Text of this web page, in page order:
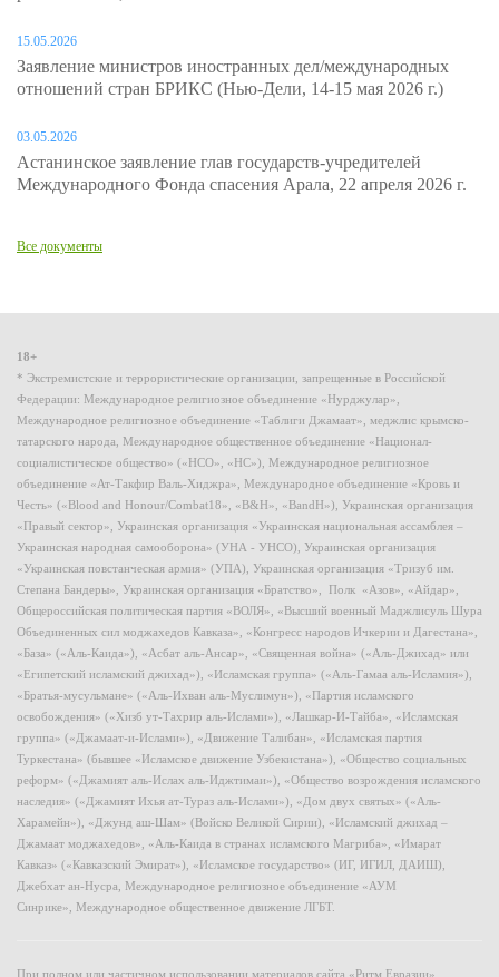
15.05.2026
Заявление министров иностранных дел/международных
отношений стран БРИКС (Нью-Дели, 14-15 мая 2026 г.)
03.05.2026
Астанинское заявление глав государств-учредителей
Международного Фонда спасения Арала, 22 апреля 2026 г.
Все документы
18+
* Экстремистские и террористические организации, запрещенные в Российской
Федерации: Международное религиозное объединение «Нурджулар»,
Международное религиозное объединение «Таблиги Джамаат», меджлис крымско-
татарского народа, Международное общественное объединение «Национал-
социалистическое общество» («НСО», «НС»), Международное религиозное
объединение «Ат-Такфир Валь-Хиджра», Международное объединение «Кровь и
Честь» («Blood and Honour/Combat18», «B&H», «BandH»), Украинская организация
«Правый сектор», Украинская организация «Украинская национальная ассамблея –
Украинская народная самооборона» (УНА - УНСО), Украинская организация
«Украинская повстанческая армия» (УПА), Украинская организация «Тризуб им.
Степана Бандеры», Украинская организация «Братство», Полк «Азов», «Айдар»,
Общероссийская политическая партия «ВОЛЯ», «Высший военный Маджлисуль Шура
Объединенных сил моджахедов Кавказа», «Конгресс народов Ичкерии и Дагестана»,
«База» («Аль-Каида»), «Асбат аль-Ансар», «Священная война» («Аль-Джихад» или
«Египетский исламский джихад»), «Исламская группа» («Аль-Гамаа аль-Исламия»),
«Братья-мусульмане» («Аль-Ихван аль-Муслимун»), «Партия исламского
освобождения» («Хизб ут-Тахрир аль-Ислами»), «Лашкар-И-Тайба», «Исламская
группа» («Джамаат-и-Ислами»), «Движение Талибан», «Исламская партия
Туркестана» (бывшее «Исламское движение Узбекистана»), «Общество социальных
реформ» («Джамият аль-Ислах аль-Иджтимаи»), «Общество возрождения исламского
наследия» («Джамият Ихья ат-Тураз аль-Ислами»), «Дом двух святых» («Аль-
Харамейн»), «Джунд аш-Шам» (Войско Великой Сирии), «Исламский джихад –
Джамаат моджахедов», «Аль-Каида в странах исламского Магриба», «Имарат
Кавказ» («Кавказский Эмират»), «Исламское государство» (ИГ, ИГИЛ, ДАИШ),
Джебхат ан-Нусра, Международное религиозное объединение «АУМ
Синрике», Международное общественное движение ЛГБТ.
При полном или частичном использовании материалов сайта «Ритм Евразии»